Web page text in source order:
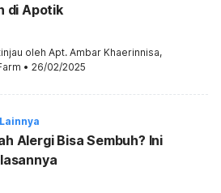
di Apotik
oleh Apt. Ambar Khaerinnisa,
• 26/02/2025
Alergi Bisa Sembuh? Ini